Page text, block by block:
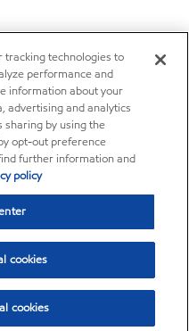
tracking technologies to
performance and
information about your
advertising and analytics
sharing by using the
opt-out preference
further information and
policy
cookies
cookies